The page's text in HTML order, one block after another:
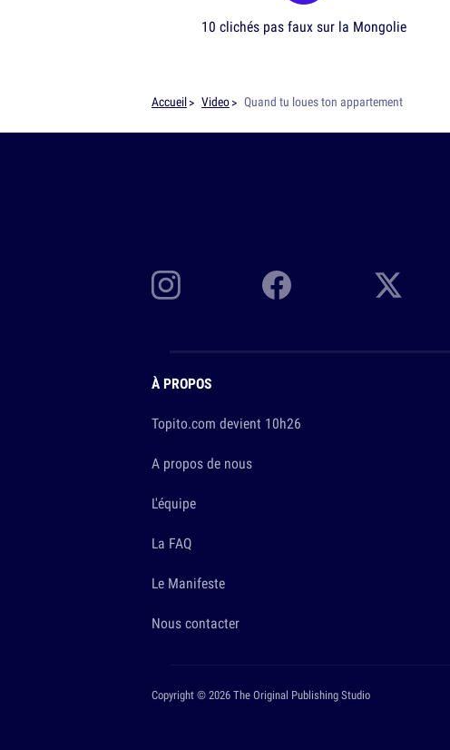
10 clichés pas faux sur la Mongolie
Accueil Video Quand tu loues ton appartement
À PROPOS
Topito.com devient 10h26
A propos de nous
L'équipe
La FAQ
Le Manifeste
Nous contacter
Copyright © 2026 The Original Publishing Studio